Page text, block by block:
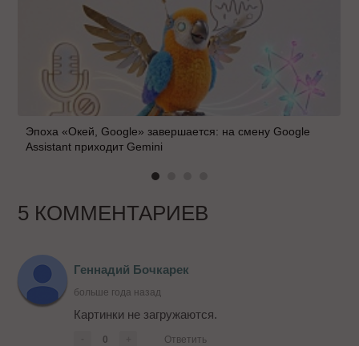
Эпоха «Окей, Google» завершается: на смену Google
Assistant приходит Gemini
5 КОММЕНТАРИЕВ
Геннадий Бочкарек
больше года назад
Картинки не загружаются.
0 Ответить